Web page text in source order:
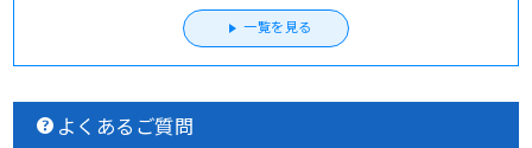
一覧を見る
よくあるご質問